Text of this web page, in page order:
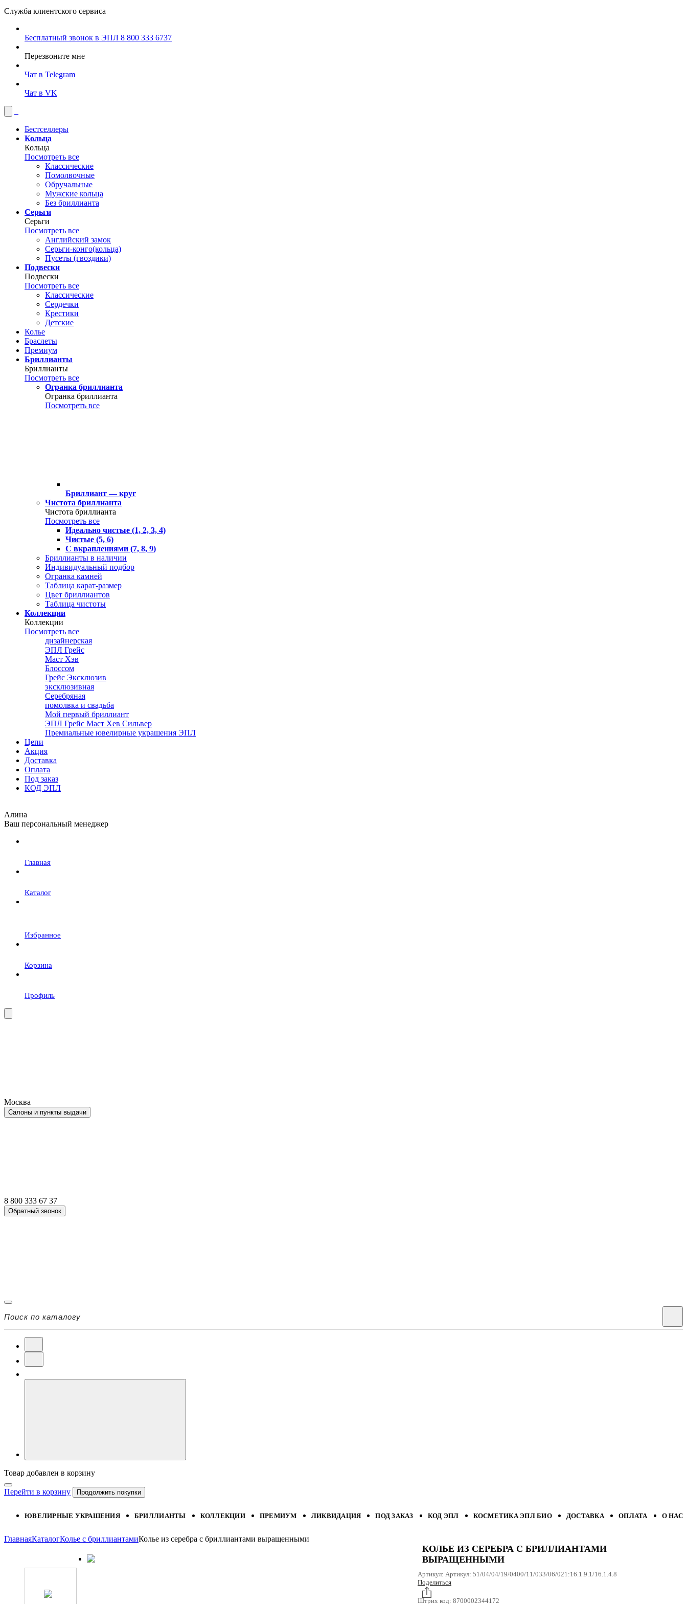
Служба клиентского сервиса
Бесплатный звонок в ЭПЛ 8 800 333 6737
Перезвоните мне
Чат в Telegram
Чат в VK
Бестселлеры
Кольца
Кольца
Посмотреть все
Классические
Помолвочные
Обручальные
Мужские кольца
Без бриллианта
Серьги
Серьги
Посмотреть все
Английский замок
Серьги-конго(кольца)
Пусеты (гвоздики)
Подвески
Подвески
Посмотреть все
Классические
Сердечки
Крестики
Детские
Колье
Браслеты
Премиум
Бриллианты
Бриллианты
Посмотреть все
Огранка бриллианта
Огранка бриллианта
Посмотреть все
Бриллиант — круг
Чистота бриллианта
Чистота бриллианта
Посмотреть все
Идеально чистые (1, 2, 3, 4)
Чистые (5, 6)
С вкраплениями (7, 8, 9)
Бриллианты в наличии
Индивидуальный подбор
Огранка камней
Таблица карат-размер
Цвет бриллиантов
Таблица чистоты
Коллекции
Коллекции
Посмотреть все
дизайнерская
ЭПЛ Грейс
Маст Хэв
Блоссом
Грейс Эксклюзив
эксклюзивная
Серебряная
помолвка и свадьба
Мой первый бриллиант
ЭПЛ Грейс Маст Хев Сильвер
Премиальные ювелирные украшения ЭПЛ
Цепи
Акция
Доставка
Оплата
Под заказ
КОД ЭПЛ
Алина
Ваш персональный менеджер
Главная
Каталог
Избранное
Корзина
Профиль
Москва
Салоны и пункты выдачи
8 800 333 67 37
Обратный звонок
Товар добавлен в корзину
Перейти в корзину Продолжить покупки
ЮВЕЛИРНЫЕ УКРАШЕНИЯ БРИЛЛИАНТЫ КОЛЛЕКЦИИ ПРЕМИУМ ЛИКВИДАЦИЯ ПОД ЗАКАЗ КОД ЭПЛ КОСМЕТИКА ЭПЛ БИО ДОСТАВКА ОПЛАТА О НАС
ГлавнаяКаталогКолье с бриллиантамиКолье из серебра с бриллиантами выращенными
КОЛЬЕ ИЗ СЕРЕБРА С БРИЛЛИАНТАМИ
ВЫРАЩЕННЫМИ
Артикул: Артикул: 51/04/04/19/0400/11/033/06/021:16.1.9.1/16.1.4.8
Поделиться
Штрих код: 8700002344172